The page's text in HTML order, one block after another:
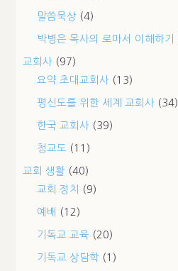
말씀묵상 (4)
박병은 목사의 로마서 이해하기
교회사 (97)
요약 초대교회사 (13)
평신도를 위한 세계 교회사 (34)
한국 교회사 (39)
청교도 (11)
교회 생활 (40)
교회 정치
(9)
예배 (12)
기독교 교육 (20)
기독교 상담학 (1)